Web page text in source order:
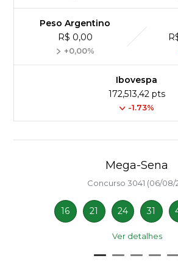
Peso Argentino
R$ 0,00
+0,00%
Ibovespa
172,513,42 pts
-1.73%
Mega-Sena
Concurso 3041 (06/08/
16 21 24 31
Ver detalhes